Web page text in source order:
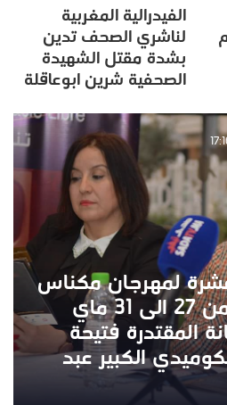
الفيدرالية المغربية
لناشري الصحف تدين
بشدة مقتل الشهيدة
الصحفية شرين ابوعاقلة
عشرة لمهرجان مكناس
للدراما التلفزية من 27 الى 31 ماي
المقتدرة فتيحة
الكبير عبد